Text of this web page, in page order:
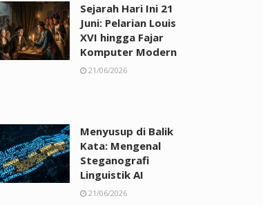
Sejarah Hari Ini 21
Juni: Pelarian Louis
XVI hingga Fajar
Komputer Modern
21/06/2026
Menyusup di Balik
Kata: Mengenal
Steganografi
Linguistik AI
21/06/2026